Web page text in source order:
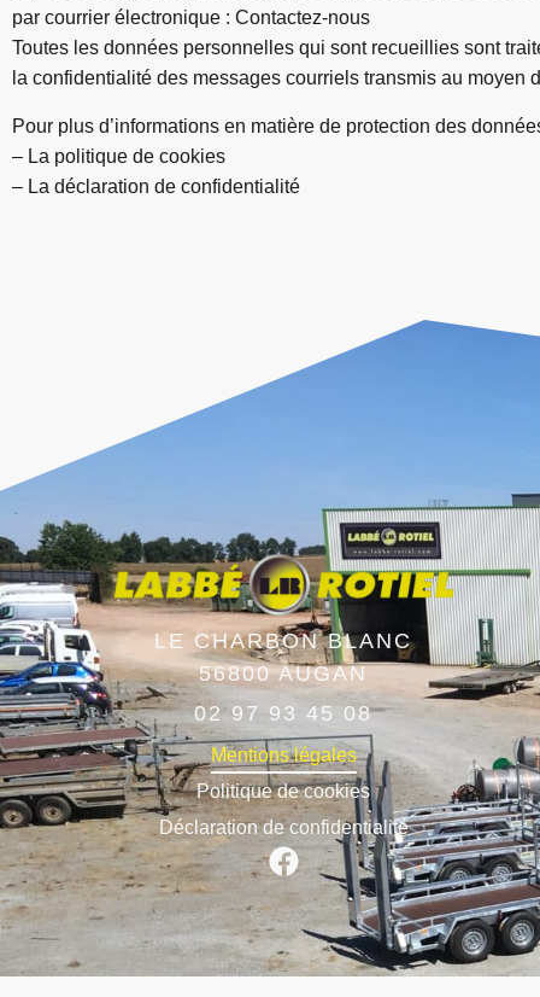
par courrier électronique : Contactez-nous
Toutes les données personnelles qui sont recueillies sont
la confidentialité des messages courriels transmis au moyen
Pour plus d’informations en matière de protection des
– La politique de cookies
– La déclaration de confidentialité
LE CHARBON BLANC
56800 AUGAN
02 97 93 45 08
Mentions légales
Politique de cookies
Déclaration de confidentialité